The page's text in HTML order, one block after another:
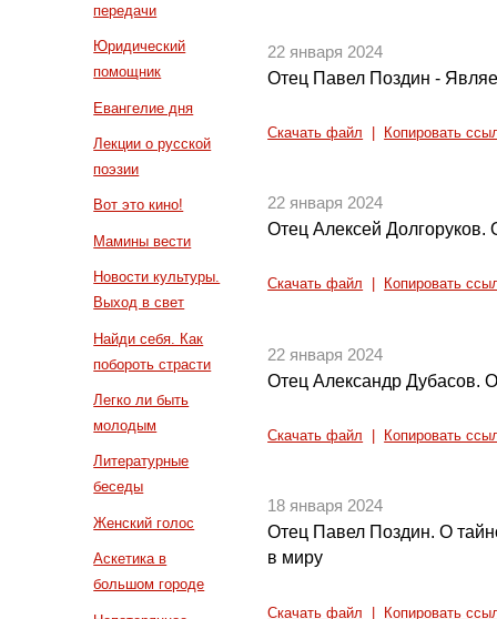
передачи
Юридический
помощник
Евангелие дня
Лекции о русской
поэзии
Вот это кино!
Мамины вести
Новости культуры.
Выход в свет
Найди себя. Как
побороть страсти
Легко ли быть
молодым
Литературные
беседы
Женский голос
Аскетика в
большом городе
22 января 2024
Отец Павел Поздин -
Скачать файл Копировать
22 января 2024
Отец Алексей
Скачать файл Копировать
22 января 2024
Отец Александр Дубасов.
Скачать файл Копировать
18 января 2024
Отец Павел Поздин. О
в миру
Скачать файл Копировать